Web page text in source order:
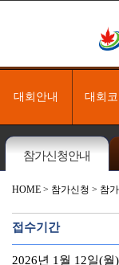
대회안내 대회
참가신청안내
HOME > 참가신청 > 참
접수기간
2026년 1월 12일(